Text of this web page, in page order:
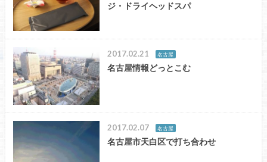
ジ・ドライヘッドスパ
2017.02.21 名古屋
名古屋情報どっとこむ
2017.02.07 名古屋
名古屋市天白区で打ち合わせ